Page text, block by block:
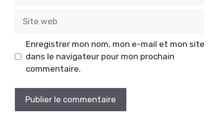
Enregistrer mon nom, mon e-mail et mon site
dans le navigateur pour mon prochain
commentaire.